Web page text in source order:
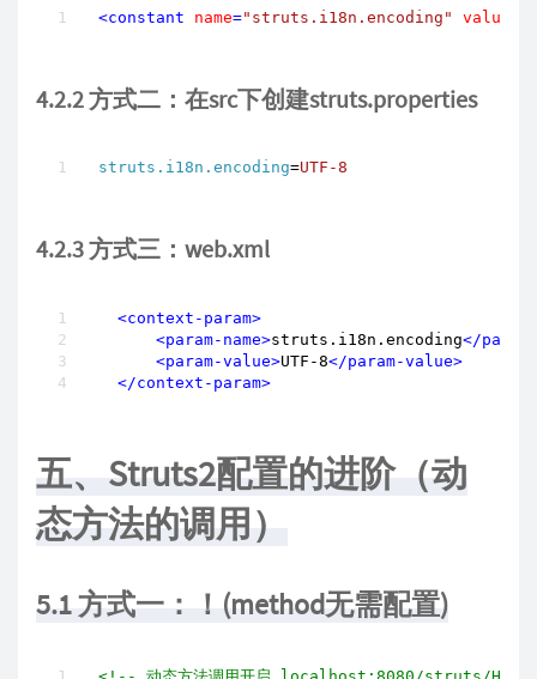
<constant name="struts.i18n.encoding" value
4.2.2 方式二：在src下创建struts.properties
struts.i18n.encoding=UTF-8
4.2.3 方式三：web.xml
<context-param>
<param-name>struts.i18n.encoding</
<param-value>UTF-8</param-value>
</context-param>
五、Struts2配置的进阶（动
态方法的调用）
5.1 方式一：！(method无需配置)